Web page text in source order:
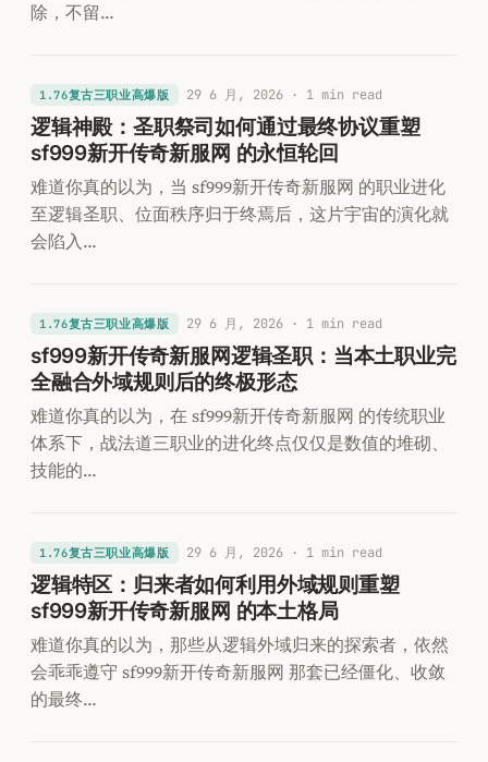
除，不留…
1.76复古三职业高爆版 29 6 月, 2026· 1 min read
逻辑神殿：圣职祭司如何通过最终协议重塑
sf999新开传奇新服网 的永恒轮回
难道你真的以为，当 sf999新开传奇新服网 的职业进化
至逻辑圣职、位面秩序归于终焉后，这片宇宙的演化就
会陷入…
1.76复古三职业高爆版 29 6 月, 2026· 1 min read
sf999新开传奇新服网逻辑圣职：当本土职业完
全融合外域规则后的终极形态
难道你真的以为，在 sf999新开传奇新服网 的传统职业
体系下，战法道三职业的进化终点仅仅是数值的堆砌、
技能的…
1.76复古三职业高爆版 29 6 月, 2026· 1 min read
逻辑特区：归来者如何利用外域规则重塑
sf999新开传奇新服网 的本土格局
难道你真的以为，那些从逻辑外域归来的探索者，依然
会乖乖遵守 sf999新开传奇新服网 那套已经僵化、收敛
的最终…